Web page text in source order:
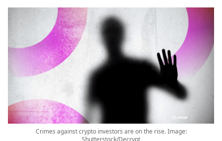
Crimes against crypto investors are on the rise. Image:
Shutterstock/Decrypt